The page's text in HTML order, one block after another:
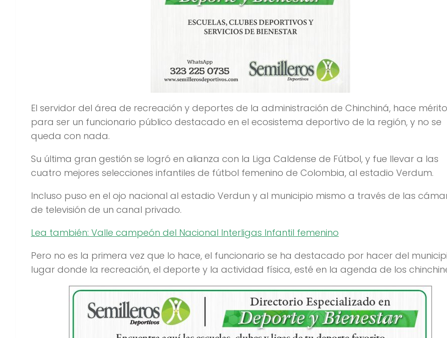
El servidor del área de recreación y deportes de la administración de Chinchiná, hace
para ser un funcionario público destacado en el ecosistema deportivo de la región, y no se
queda con nada.
Su última gran gestión se logró en alianza con la Liga Caldense de Fútbol, y fue llevar a las
cuatro mejores selecciones infantiles de fútbol femenino de Colombia, al estadio Verdum.
Incluso puso en el ojo nacional al estadio Verdun y al municipio mismo a través de las
de televisión de un canal privado.
Lea también: Valle campeón del Nacional Interligas Infantil femenino
Pero no es la primera vez que lo hace, el funcionario se ha destacado por hacer del
lugar donde la recreación, el deporte y la actividad física, esté en la agenda de los